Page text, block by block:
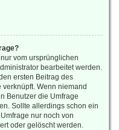
vom ursprünglichen
bearbeitet werden.
ersten Beitrag des
Wenn niemand
Benutzer die Umfrage
Sollte allerdings schon ein
nur noch von
oder gelöscht werden.